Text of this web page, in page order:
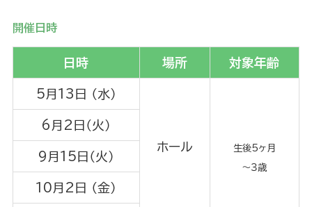
開催日時
日時 場所 対象年齢
5月13日 （水）
ホール
生後5ヶ月
～３歳
6月2日（火）
9月15日（火）
10月2日 （金）